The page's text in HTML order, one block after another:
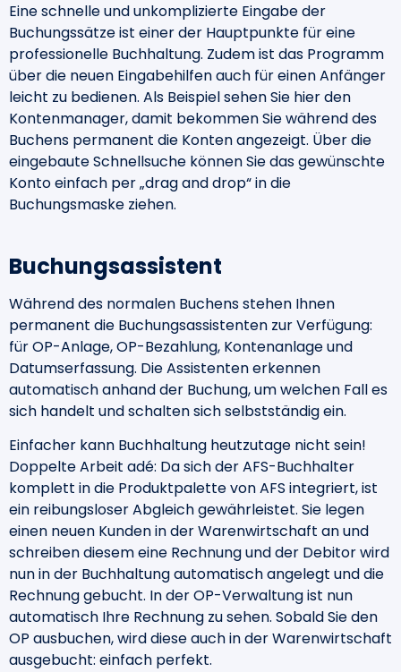
Eine schnelle und unkomplizierte Eingabe der
Buchungssätze ist einer der Hauptpunkte für eine
professionelle Buchhaltung. Zudem ist das Programm
über die neuen Eingabehilfen auch für einen Anfänger
leicht zu bedienen. Als Beispiel sehen Sie hier den
Kontenmanager, damit bekommen Sie während des
Buchens permanent die Konten angezeigt. Über die
eingebaute Schnellsuche können Sie das gewünschte
Konto einfach per „drag and drop“ in die
Buchungsmaske ziehen.
Buchungsassistent
Während des normalen Buchens stehen Ihnen
permanent die Buchungsassistenten zur Verfügung:
für OP-Anlage, OP-Bezahlung, Kontenanlage und
Datumserfassung. Die Assistenten erkennen
automatisch anhand der Buchung, um welchen Fall es
sich handelt und schalten sich selbstständig ein.
Einfacher kann Buchhaltung heutzutage nicht sein!
Doppelte Arbeit adé: Da sich der AFS-Buchhalter
komplett in die Produktpalette von AFS integriert, ist
ein reibungsloser Abgleich gewährleistet. Sie legen
einen neuen Kunden in der Warenwirtschaft an und
schreiben diesem eine Rechnung und der Debitor wird
nun in der Buchhaltung automatisch angelegt und die
Rechnung gebucht. In der OP-Verwaltung ist nun
automatisch Ihre Rechnung zu sehen. Sobald Sie den
OP ausbuchen, wird diese auch in der Warenwirtschaft
ausgebucht: einfach perfekt.